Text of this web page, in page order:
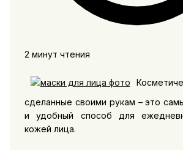
2 минут чтения
сделанные своими рукам – это
и удобный способ для
кожей лица.